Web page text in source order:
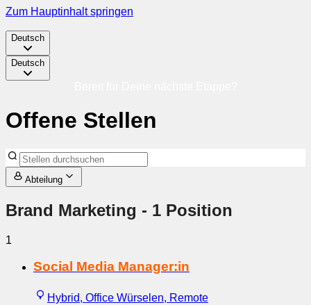
Zum Hauptinhalt springen
Deutsch
Deutsch
Offene Stellen
Abteilung
Brand Marketing - 1 Position
1
Social Media Manager:in
Hybrid, Office Würselen, Remote